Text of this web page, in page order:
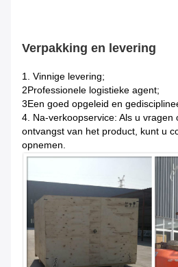
Verpakking en levering
1. Vinnige levering;
2Professionele logistieke agent;
3Een goed opgeleid en
4. Na-verkoopservice: Als u vragen
ontvangst van het product, kunt u
opnemen.